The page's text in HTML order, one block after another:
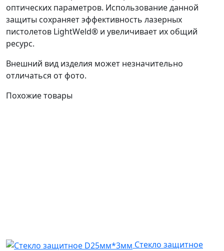
оптических параметров. Использование данной
защиты сохраняет эффективность лазерных
пистолетов LightWeld® и увеличивает их общий
ресурс.
Внешний вид изделия может незначительно
отличаться от фото.
Похожие товары
Стекло защитное